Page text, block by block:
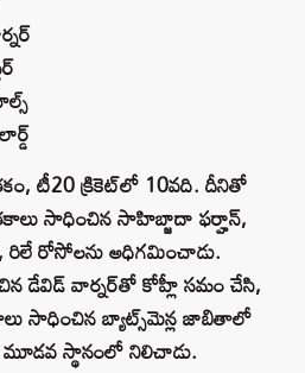
టీ20 క్రికెట్‌లో 10వది. దీనితో
సాధించిన సాహిబ్జాదా ఫర్హాన్,
రిలే రోసోలను అధిగమించాడు.
డేవిడ్ వార్నర్‌తో కోహ్లీ సమం చేసి,
సాధించిన బ్యాట్స్‌మెన్ల జాబితాలో
స్థానంలో నిలిచాడు.